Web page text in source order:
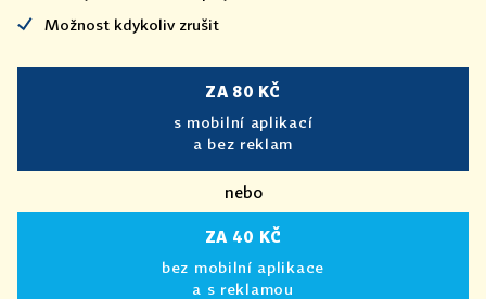
Možnost kdykoliv zrušit
ZA 80 KČ
s mobilní aplikací
a bez reklam
nebo
ZA 40 KČ
bez mobilní aplikace
a s reklamou